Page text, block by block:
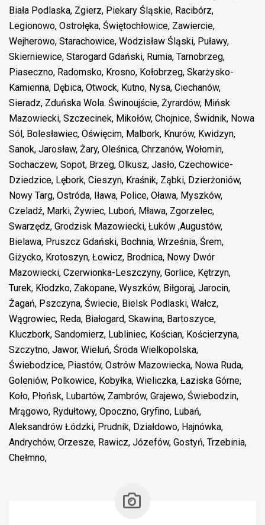
Biała Podlaska, Zgierz, Piekary Śląskie, Racibórz,
Legionowo, Ostrołęka, Świętochłowice, Zawiercie,
Wejherowo, Starachowice, Wodzisław Śląski, Puławy,
Skierniewice, Starogard Gdański, Rumia, Tarnobrzeg,
Piaseczno, Radomsko, Krosno, Kołobrzeg, Skarżysko-
Kamienna, Dębica, Otwock, Kutno, Nysa, Ciechanów,
Sieradz, Zduńska Wola. Świnoujście, Żyrardów, Mińsk
Mazowiecki, Szczecinek, Mikołów, Chojnice, Świdnik, Nowa
Sól, Bolesławiec, Oświęcim, Malbork, Knurów, Kwidzyn,
Sanok, Jarosław, Żary, Oleśnica, Chrzanów, Wołomin,
Sochaczew, Sopot, Brzeg, Olkusz, Jasło, Czechowice-
Dziedzice, Lębork, Cieszyn, Kraśnik, Ząbki, Dzierżoniów,
Nowy Targ, Ostróda, Iława, Police, Oława, Myszków,
Czeladź, Marki, Żywiec, Luboń, Mława, Zgorzelec,
Swarzędz, Grodzisk Mazowiecki, Łuków ,Augustów,
Bielawa, Pruszcz Gdański, Bochnia, Września, Śrem,
Giżycko, Krotoszyn, Łowicz, Brodnica, Nowy Dwór
Mazowiecki, Czerwionka-Leszczyny, Gorlice, Kętrzyn,
Turek, Kłodzko, Zakopane, Wyszków, Biłgoraj, Jarocin,
Żagań, Pszczyna, Świecie, Bielsk Podlaski, Wałcz,
Wągrowiec, Reda, Białogard, Skawina, Bartoszyce,
Kluczbork, Sandomierz, Lubliniec, Kościan, Kościerzyna,
Szczytno, Jawor, Wieluń, Środa Wielkopolska,
Świebodzice, Piastów, Ostrów Mazowiecka, Nowa Ruda,
Goleniów, Polkowice, Kobyłka, Wieliczka, Łaziska Górne,
Koło, Płońsk, Lubartów, Zambrów, Grajewo, Świebodzin,
Mrągowo, Rydułtowy, Opoczno, Gryfino, Lubań,
Aleksandrów Łódzki, Prudnik, Działdowo, Hajnówka,
Andrychów, Orzesze, Rawicz, Józefów, Gostyń, Trzebinia,
Chełmno,